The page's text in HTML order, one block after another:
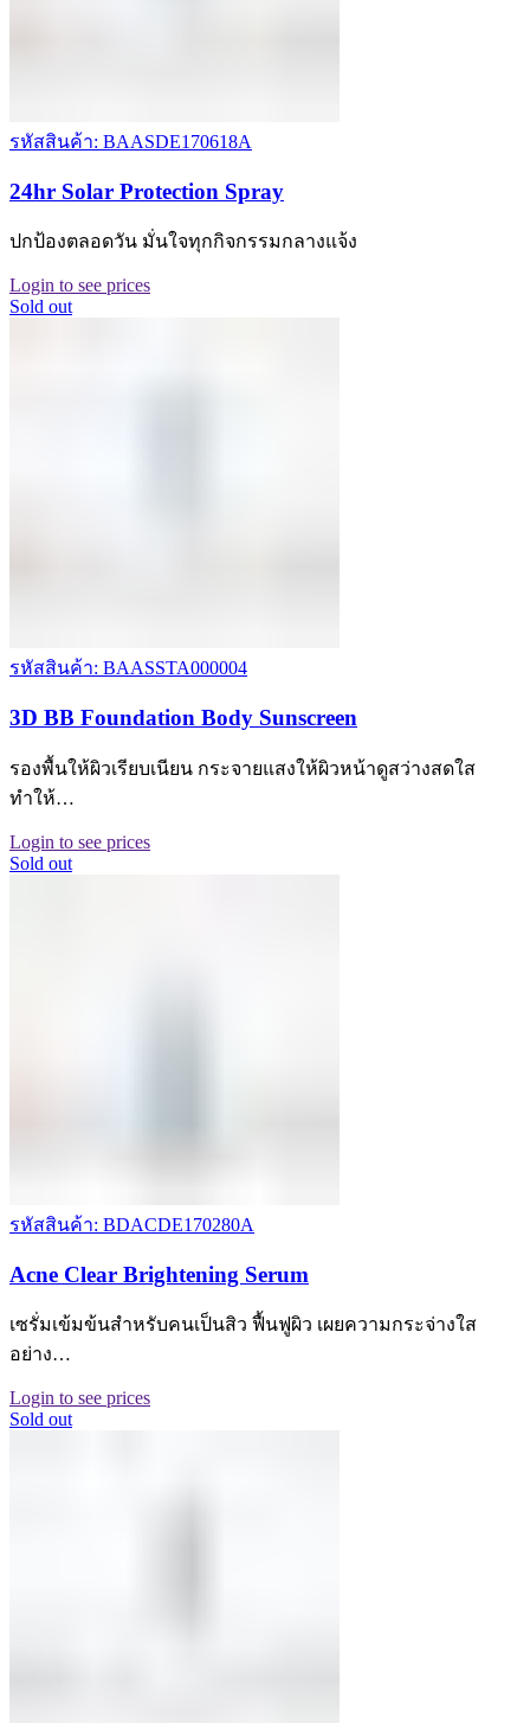
รหัสสินค้า: BAASDE170618A
24hr Solar Protection Spray
ปกป้องตลอดวัน มั่นใจทุกกิจกรรมกลางแจ้ง
Login to see prices
Sold out
รหัสสินค้า: BAASSTA000004
3D BB Foundation Body Sunscreen
รองพื้นให้ผิวเรียบเนียน กระจายแสงให้ผิวหน้าดูสว่างสดใส
ทำให้…
Login to see prices
Sold out
รหัสสินค้า: BDACDE170280A
Acne Clear Brightening Serum
เซรั่มเข้มข้นสำหรับคนเป็นสิว ฟื้นฟูผิว เผยความกระจ่างใส
อย่าง…
Login to see prices
Sold out